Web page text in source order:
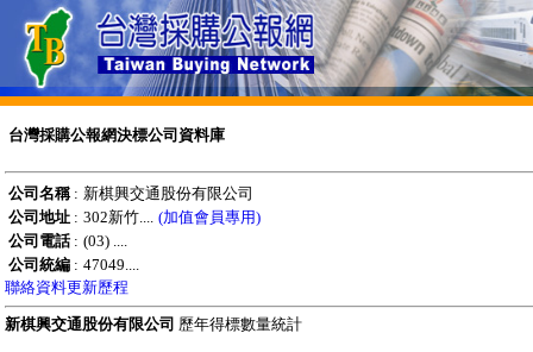
台灣採購公報網決標公司資料庫
公司名稱: 新棋興交通股份有限公司
公司地址 : 302新竹.... (加值會員專用)
公司電話: (03) ....
公司統編 : 47049....
聯絡資料更新歷程
新棋興交通股份有限公司 歷年得標數量統計